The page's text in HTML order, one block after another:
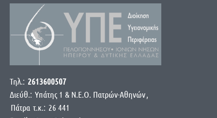
Τηλ.: 2613600507
Διεύθ.: Yπάτης 1 & Ν.Ε.Ο. Πατρών-Αθηνών,
Πάτρα τ.κ.: 26 441